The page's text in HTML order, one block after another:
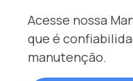
Acesse nossa
que é
manutenção.